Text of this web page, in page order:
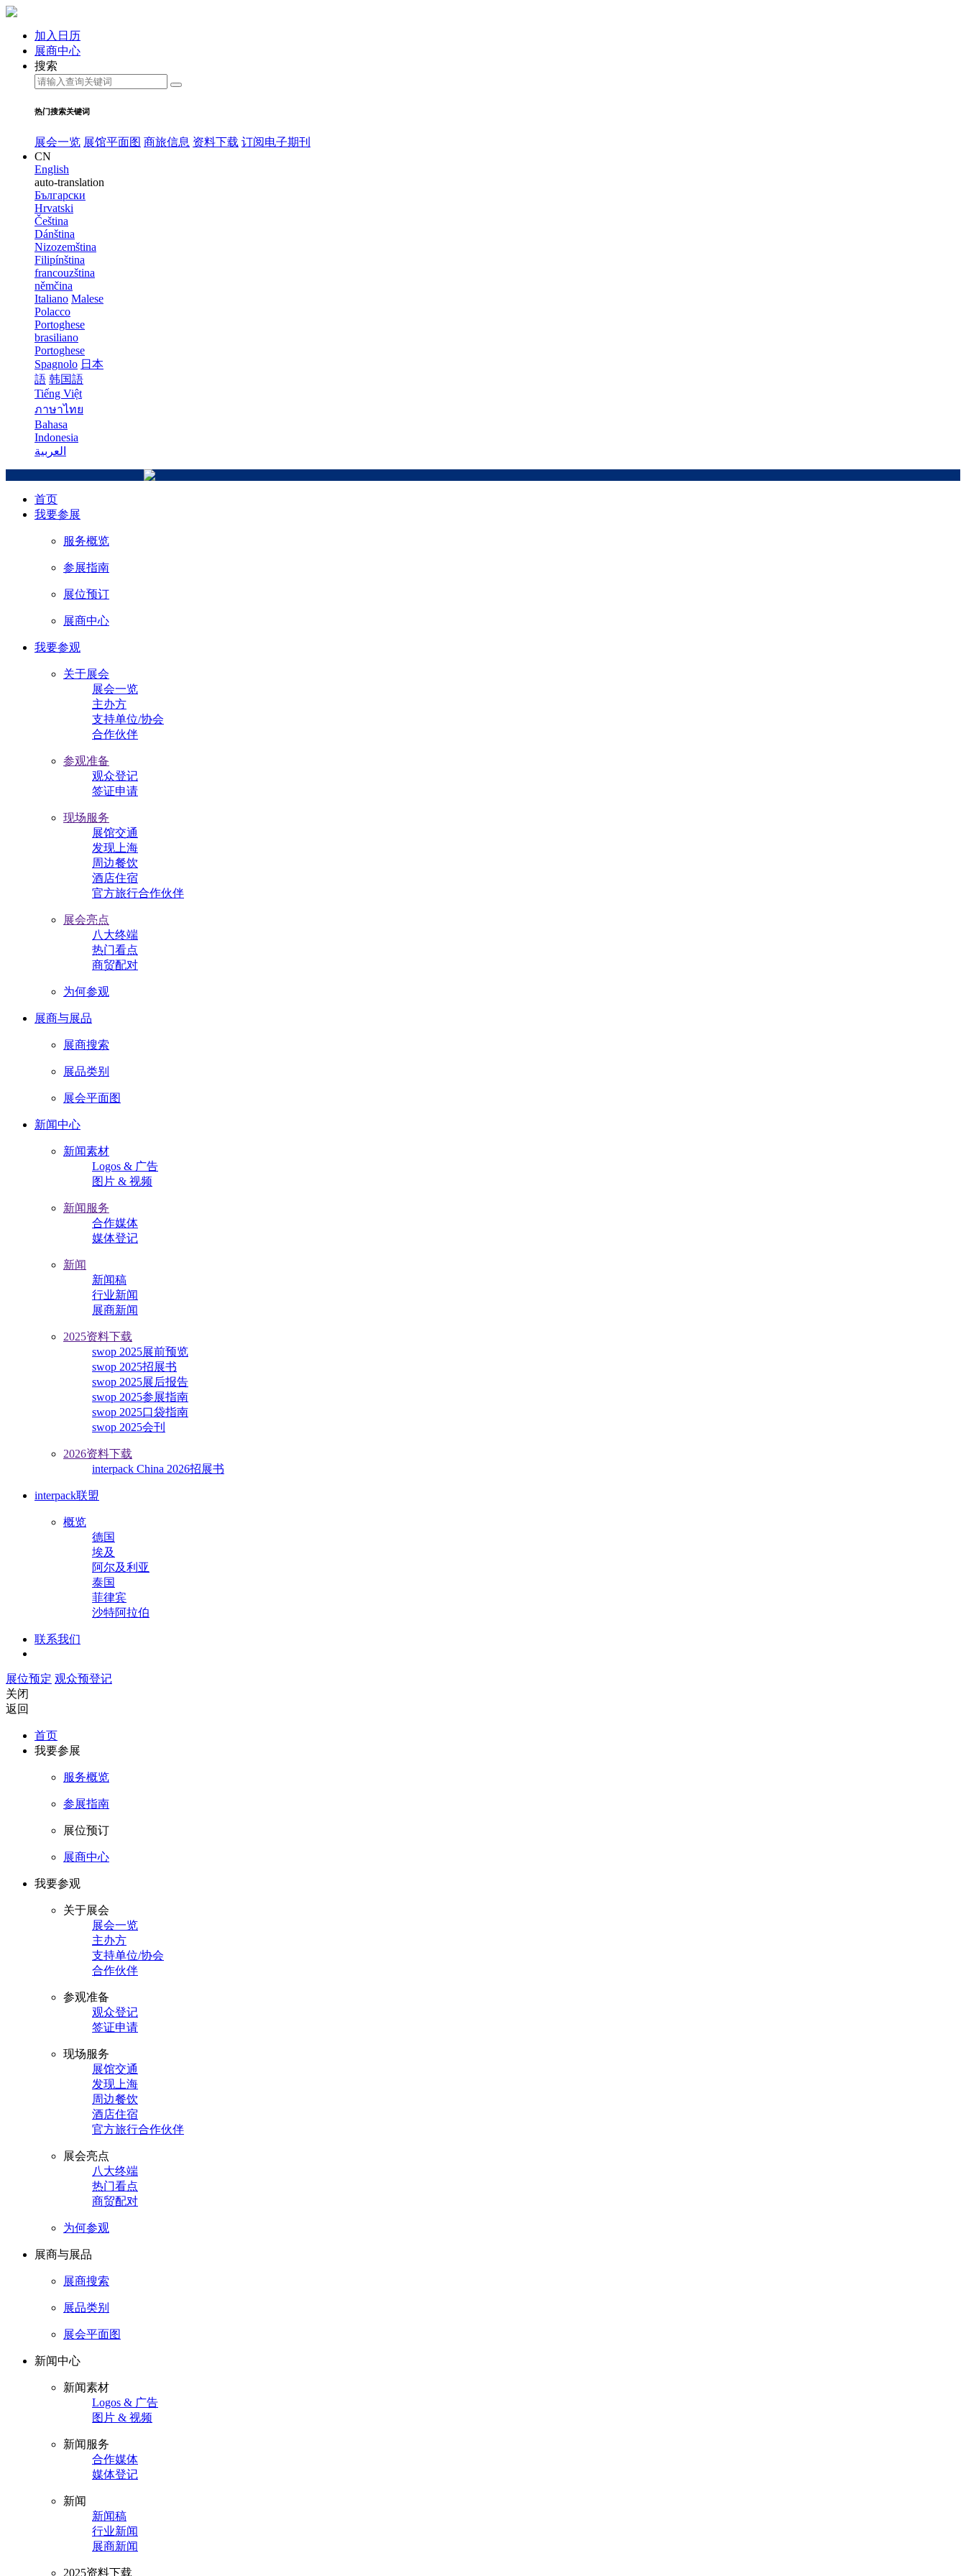
加入日历
展商中心
搜索
热门搜索关键词
展会一览 展馆平面图 商旅信息 资料下载 订阅电子期刊
CN
English
auto-translation
Български
Hrvatski
Čeština
Dánština
Nizozemština
Filipínština
francouzština
němčina
Italiano Malese
Polacco
Portoghese
brasiliano
Portoghese
Spagnolo 日本
語 韩国語
Tiếng Việt
ภาษาไทย
Bahasa
Indonesia
العربية
首页
我要参展
服务概览
参展指南
展位预订
展商中心
我要参观
关于展会
展会一览
主办方
支持单位/协会
合作伙伴
参观准备
观众登记
签证申请
现场服务
展馆交通
发现上海
周边餐饮
酒店住宿
官方旅行合作伙伴
展会亮点
八大终端
热门看点
商贸配对
为何参观
展商与展品
展商搜索
展品类别
展会平面图
新闻中心
新闻素材
Logos & 广告
图片 & 视频
新闻服务
合作媒体
媒体登记
新闻
新闻稿
行业新闻
展商新闻
2025资料下载
swop 2025展前预览
swop 2025招展书
swop 2025展后报告
swop 2025参展指南
swop 2025口袋指南
swop 2025会刊
2026资料下载
interpack China 2026招展书
interpack联盟
概览
德国
埃及
阿尔及利亚
泰国
菲律宾
沙特阿拉伯
联系我们
展位预定 观众预登记
关闭
返回
首页
我要参展
服务概览
参展指南
展位预订
展商中心
我要参观
关于展会
展会一览
主办方
支持单位/协会
合作伙伴
参观准备
观众登记
签证申请
现场服务
展馆交通
发现上海
周边餐饮
酒店住宿
官方旅行合作伙伴
展会亮点
八大终端
热门看点
商贸配对
为何参观
展商与展品
展商搜索
展品类别
展会平面图
新闻中心
新闻素材
Logos & 广告
图片 & 视频
新闻服务
合作媒体
媒体登记
新闻
新闻稿
行业新闻
展商新闻
2025资料下载